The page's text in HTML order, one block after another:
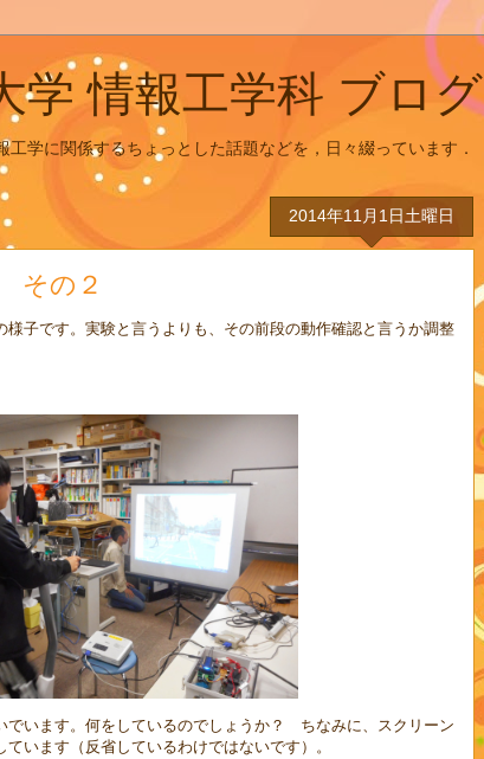
学 情報工学科 ブログ
学に関係するちょっとした話題などを，日々綴っています．
2014年11月1日土曜日
その２
子です。実験と言うよりも、その前段の動作確認と言うか調整
でいます。何をしているのでしょうか？ ちなみに、スクリーン
います（反省しているわけではないです）。